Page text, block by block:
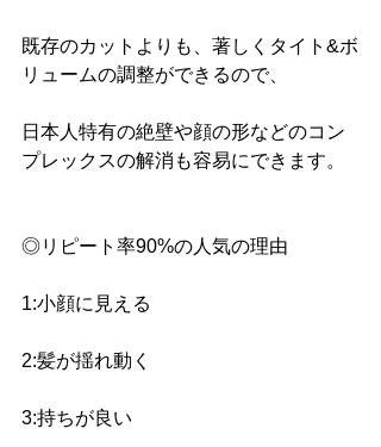
既存のカットよりも、著しくタイト&ボ
リュームの調整ができるので、
日本人特有の絶壁や顔の形などのコン
プレックスの解消も容易にできます。
◎リピート率90%の人気の理由
1:小顔に見える
2:髪が揺れ動く
3:持ちが良い